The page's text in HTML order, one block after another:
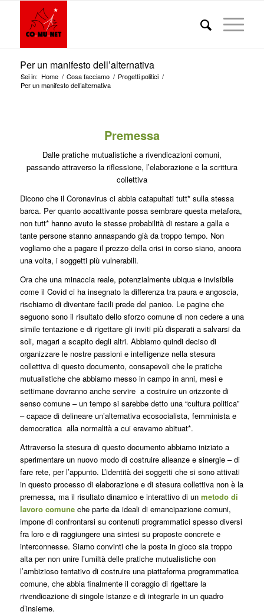
Per un manifesto dell’alternativa
Sei in: Home / Cosa facciamo / Progetti politici /
Per un manifesto dell’alternativa
Premessa
Dalle pratiche mutualistiche a rivendicazioni comuni,
passando attraverso la riflessione, l’elaborazione e la scrittura
collettiva
Dicono che il Coronavirus ci abbia catapultati tutt* sulla stessa
barca. Per quanto accattivante possa sembrare questa metafora,
non tutt* hanno avuto le stesse probabilità di restare a galla e
tante persone stanno annaspando già da troppo tempo. Non
vogliamo che a pagare il prezzo della crisi in corso siano, ancora
una volta, i soggetti più vulnerabili.
Ora che una minaccia reale, potenzialmente ubiqua e invisibile
come il Covid ci ha insegnato la differenza tra paura e angoscia,
rischiamo di diventare facili prede del panico. Le pagine che
seguono sono il risultato dello sforzo comune di non cedere a una
simile tentazione e di rigettare gli inviti più disparati a salvarsi da
soli, magari a scapito degli altri. Abbiamo quindi deciso di
organizzare le nostre passioni e intelligenze nella stesura
collettiva di questo documento, consapevoli che le pratiche
mutualistiche che abbiamo messo in campo in anni, mesi e
settimane dovranno anche servire a costruire un orizzonte di
senso comune – un tempo si sarebbe detto una “cultura politica”
– capace di delineare un’alternativa ecosocialista, femminista e
democratica alla normalità a cui eravamo abituat*.
Attraverso la stesura di questo documento abbiamo iniziato a
sperimentare un nuovo modo di costruire alleanze e sinergie – di
fare rete, per l’appunto. L’identità dei soggetti che si sono attivati
in questo processo di elaborazione e di stesura collettiva non è la
premessa, ma il risultato dinamico e interattivo di un metodo di
lavoro comuneche parte da ideali di emancipazione comuni,
impone diconfrontarsi su contenuti programmatici spesso diversi
fra loroe di raggiungere una sintesi su proposte concrete e
interconnesse. Siamo convinti che la posta in gioco sia troppo
alta per non unire l’umiltà delle pratiche mutualistiche con
l’ambizioso tentativo di costruire una piattaforma programmatica
comune, che abbia finalmente il coraggio di rigettare la
rivendicazione di singole istanze e di integrarle in un quadro
d’insieme.